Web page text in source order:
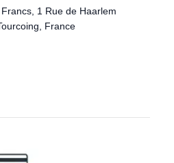
1 Rue de Haarlem
France